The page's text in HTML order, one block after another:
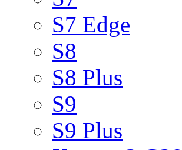
S7 Edge
S8
S8 Plus
S9
S9 Plus